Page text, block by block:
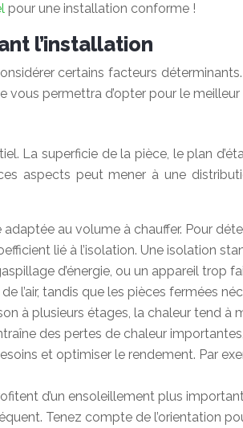
pour une installation conforme !
l’installation
certains facteurs
permettra d’opter pour le
La superficie de la pièce, le plan
aspects peut mener à une
au volume à chauffer. Pour
lié à l’isolation. Une isolation
d’énergie, ou un appareil trop
l’air, tandis que les pièces fermées
à plusieurs étages, la chaleur tend
des pertes de chaleur
et optimiser le rendement. Par
d’un ensoleillement plus
Tenez compte de l’orientation